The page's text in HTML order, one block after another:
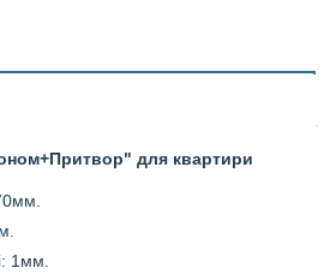
для квартири
1мм.